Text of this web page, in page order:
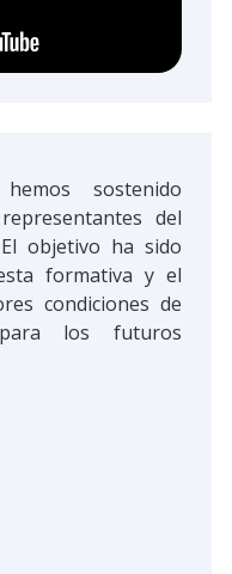
sostenido
del
objetivo ha sido
formativa y el
condiciones de
los futuros